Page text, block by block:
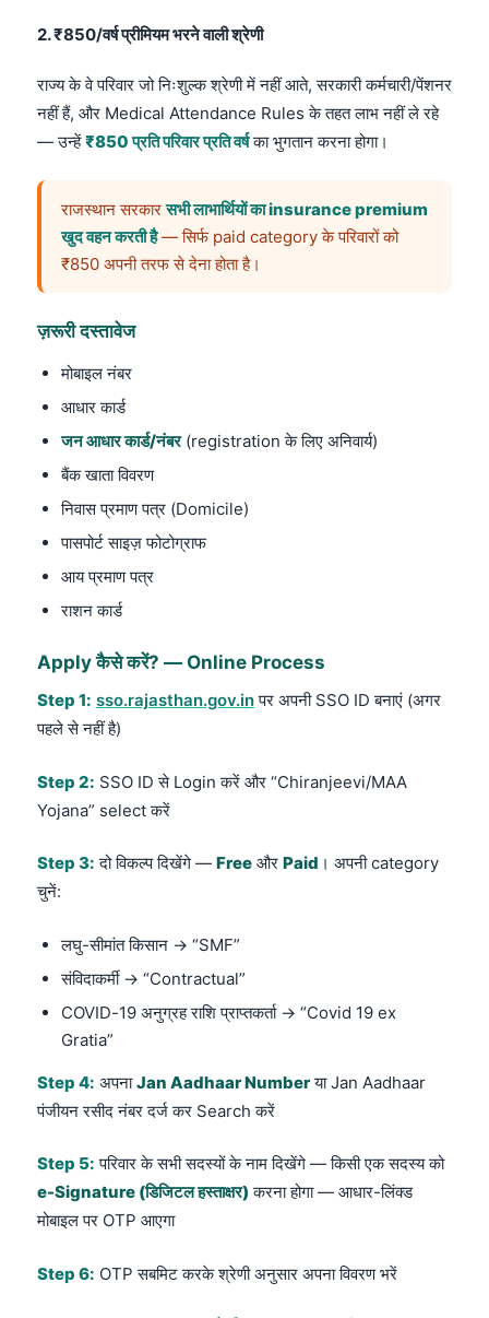
2. ₹850/वर्ष प्रीमियम भरने वाली श्रेणी
राज्य के वे परिवार जो निःशुल्क श्रेणी में नहीं आते, सरकारी कर्मचारी/पेंशनर
नहीं हैं, और Medical Attendance Rules के तहत लाभ नहीं ले रहे
— उन्हें₹850 प्रति परिवार प्रति वर्षका भुगतान करना होगा।
राजस्थान सरकारसभी लाभार्थियों का insurance premium
खुद वहन करती है— सिर्फ paid category के परिवारों को
₹850 अपनी तरफ से देना होता है।
ज़रूरी दस्तावेज
मोबाइल नंबर
आधार कार्ड
जन आधार कार्ड/नंबर(registration के लिए अनिवार्य)
बैंक खाता विवरण
निवास प्रमाण पत्र (Domicile)
पासपोर्ट साइज़ फोटोग्राफ
आय प्रमाण पत्र
राशन कार्ड
Apply कैसे करें? — Online Process
Step 1: sso.rajasthan.gov.inपर अपनी SSO ID बनाएं (अगर
पहले से नहीं है)
Step 2: SSO ID से Login करें और “Chiranjeevi/MAA
Yojana” select करें
Step 3: दो विकल्प दिखेंगे — Free और Paid । अपनी category
चुनें:
लघु-सीमांत किसान → “SMF”
संविदाकर्मी → “Contractual”
COVID-19 अनुग्रह राशि प्राप्तकर्ता → “Covid 19 ex
Gratia”
Step 4: अपनाJan Aadhaar Numberया Jan Aadhaar
पंजीयन रसीद नंबर दर्ज कर Search करें
Step 5: परिवार के सभी सदस्यों के नाम दिखेंगे — किसी एक सदस्य को
e-Signature (डिजिटल हस्ताक्षर) करना होगा — आधार-लिंक्ड
मोबाइल पर OTP आएगा
Step 6: OTP सबमिट करके श्रेणी अनुसार अपना विवरण भरें